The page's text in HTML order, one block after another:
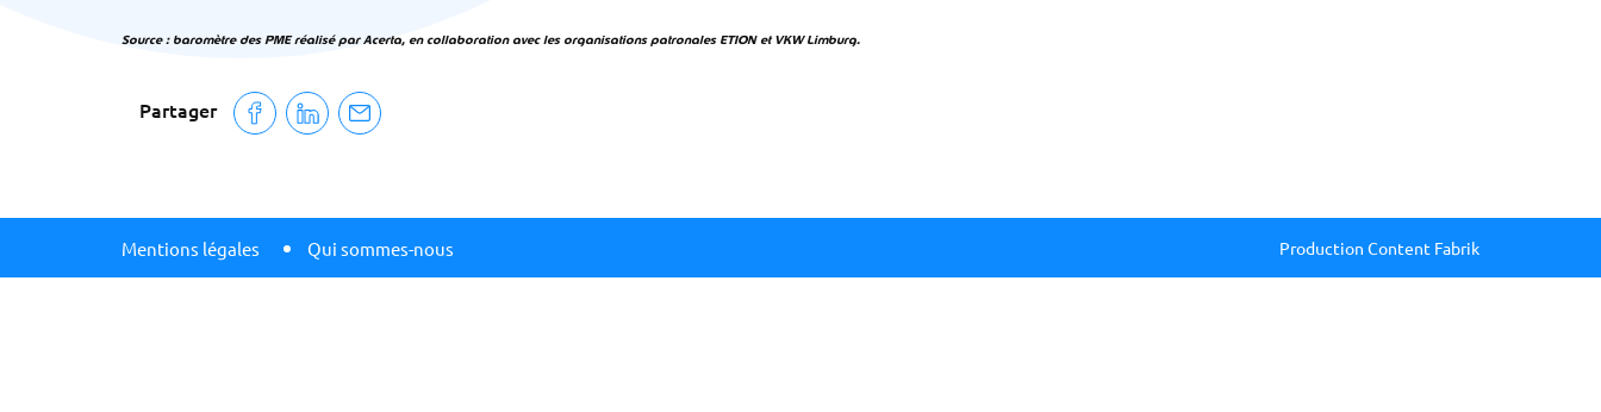
Source : baromètre des PME réalisé par Acerta, en collaboration avec les organisations patronales ETION et VKW Limburg.
Partager
Mentions légales Qui sommes-nous Production Content Fabrik